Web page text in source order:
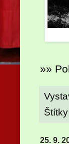
»»
25. 9.